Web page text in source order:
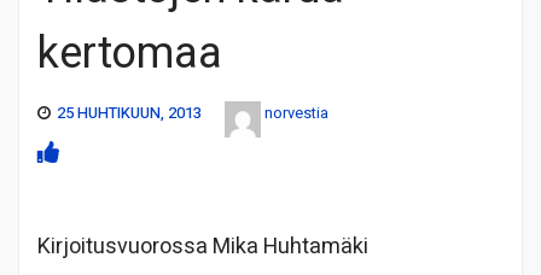
kertomaa
25 HUHTIKUUN, 2013 norvestia
Kirjoitusvuorossa Mika Huhtamäki